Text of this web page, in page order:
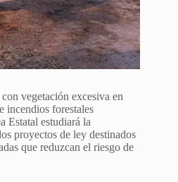
vegetación excesiva en
incendios forestales
Estatal estudiará la
proyectos de ley destinados
que reduzcan el riesgo de